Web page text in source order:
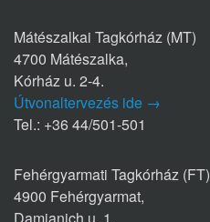
Mátészalkai Tagkórház (MT)
4700 Mátészalka,
Kórház u. 2-4.
Útvonaltervezés ide →
Tel.: +36 44/501-501
Fehérgyarmati Tagkórház (FT)
4900 Fehérgyarmat,